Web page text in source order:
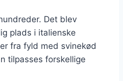
Det blev
plads i italienske
fra fyld med svinekød
tilpasses forskellige